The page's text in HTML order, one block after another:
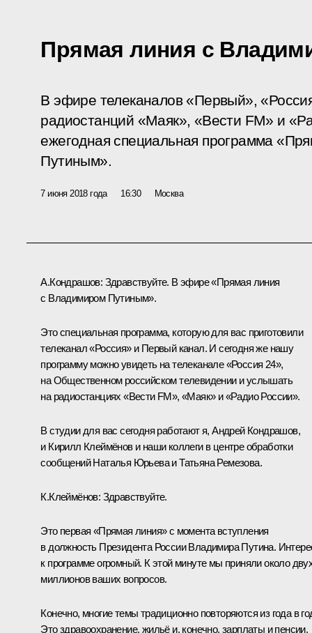
Прямая линия с
В эфире телеканалов «Первый»,
радиостанций «Маяк», «Вести FM» и
ежегодная специальная программа
Путиным».
7 июня 2018 года 16:30 Москва
А.Кондрашов: Здравствуйте. В эфире «Прямая линия
с Владимиром Путиным».
Это специальная программа, которую для вас приготовили
телеканал «Россия» и Первый канал. И сегодня же нашу
программу можно увидеть на телеканале «Россия 24»,
на Общественном российском телевидении и услышать
на радиостанциях «Вести FM», «Маяк» и «Радио России».
В студии для вас сегодня работают я, Андрей Кондрашов,
и Кирилл Клеймёнов и наши коллеги в центре обработки
сообщений Наталья Юрьева и Татьяна Ремезова.
К.Клеймёнов: Здравствуйте.
Это первая «Прямая линия» с момента вступления
в должность Президента России Владимира Путина.
к программе огромный. К этой минуте мы приняли около
миллионов ваших вопросов.
Конечно, многие темы традиционно повторяются из года в
Это здравоохранение, жильё и, конечно, зарплаты и пенсии.